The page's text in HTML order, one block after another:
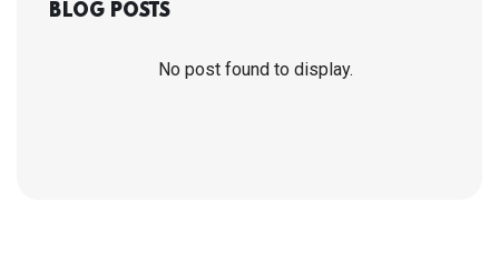
BLOG POSTS
No post found to display.